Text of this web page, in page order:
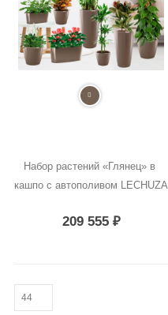
Набор растений «Глянец» в
кашпо с автополивом LECHUZA
209 555 ₽